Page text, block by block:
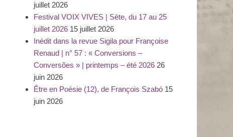
juillet 2026
Festival VOIX VIVES | Sète, du 17 au 25
juillet 2026 15 juillet 2026
Inédit dans la revue Sigila pour Françoise
Renaud | n° 57 : « Conversions –
Conversões » | printemps – été 2026 26
juin 2026
Être en Poésie (12), de François Szabó 15
juin 2026